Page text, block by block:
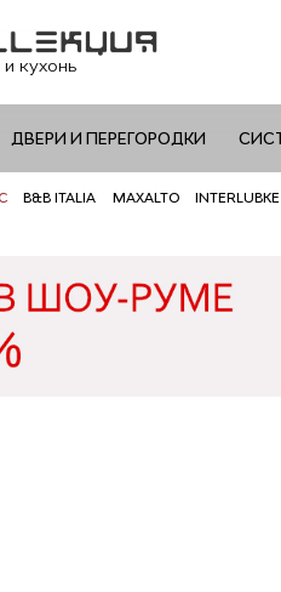
кухонь
ДВЕРИ И ПЕРЕГОРОДКИ
B&B ITALIA MAXALTO INTERLUBKE